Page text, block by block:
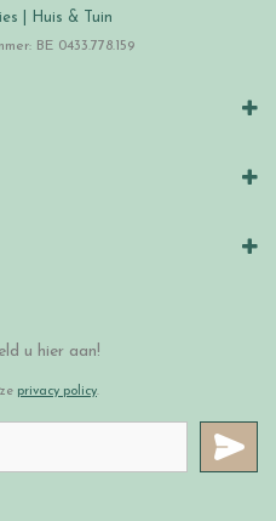
| Huis & Tuin
BE 0433.778.159
u hier aan!
privacy policy.